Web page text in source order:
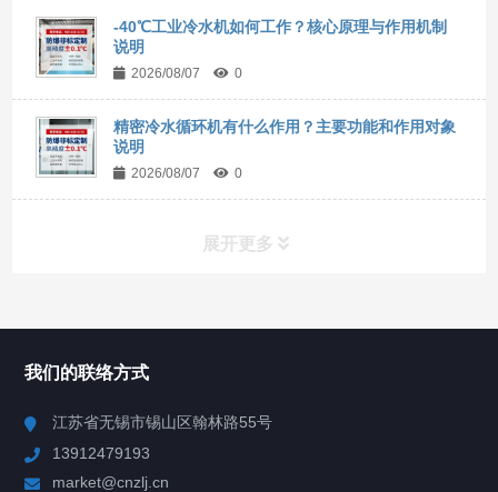
-40℃工业冷水机如何工作？核心原理与作用机制
说明
2026/08/07 0
精密冷水循环机有什么作用？主要功能和作用对象
说明
2026/08/07 0
展开更多
Chiller高精度制冷循环器
我们的联络方式
江苏省无锡市锡山区翰林路55号
13912479193
market@cnzlj.cn